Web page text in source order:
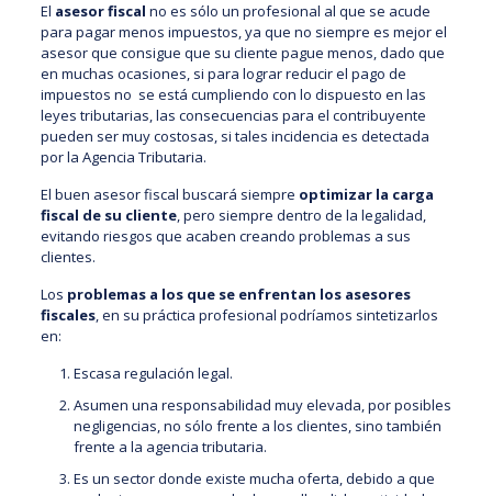
El asesor fiscal no es sólo un profesional al que se acude
para pagar menos impuestos, ya que no siempre es mejor el
asesor que consigue que su cliente pague menos, dado que
en muchas ocasiones, si para lograr reducir el pago de
impuestos no se está cumpliendo con lo dispuesto en las
leyes tributarias, las consecuencias para el contribuyente
pueden ser muy costosas, si tales incidencia es detectada
por la Agencia Tributaria.
El buen asesor fiscal buscará siempre optimizar la carga
fiscal de su cliente, pero siempre dentro de la legalidad,
evitando riesgos que acaben creando problemas a sus
clientes.
Los problemas a los que se enfrentan los asesores
fiscales, en su práctica profesional podríamos sintetizarlos
en:
Escasa regulación legal.
Asumen una responsabilidad muy elevada, por posibles
negligencias, no sólo frente a los clientes, sino también
frente a la agencia tributaria.
Es un sector donde existe mucha oferta, debido a que